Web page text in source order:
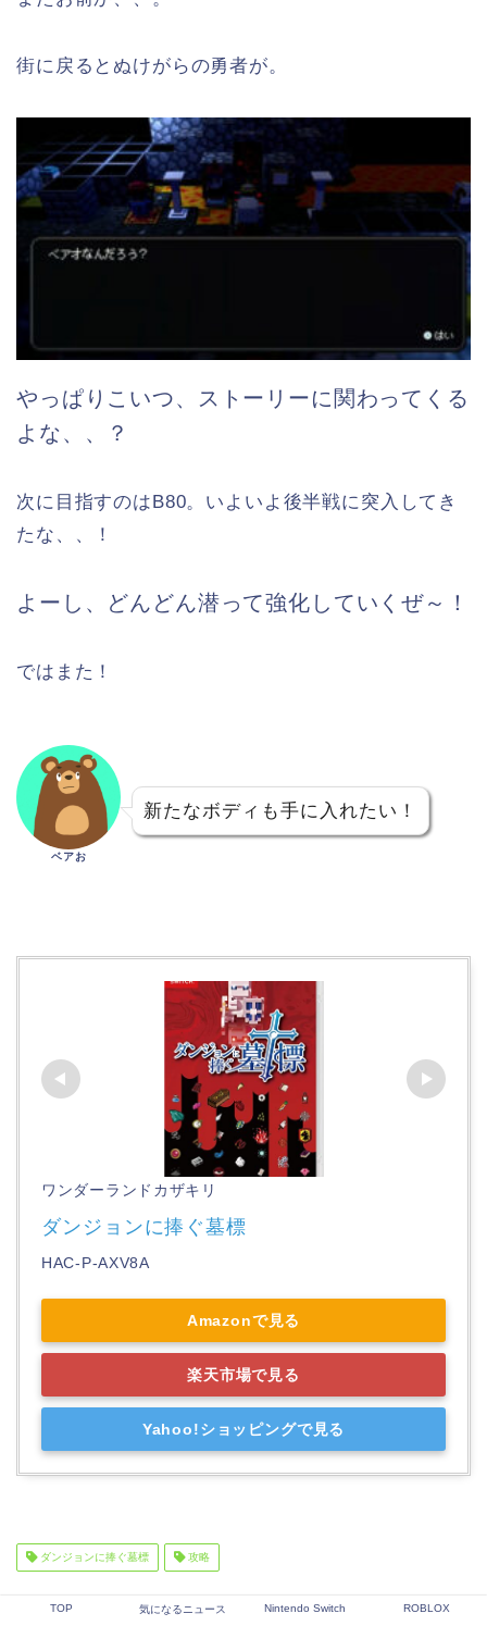
街に戻るとぬけがらの勇者が。
やっぱりこいつ、ストーリーに関わってくる
よな、、？
次に目指すのはB80。いよいよ後半戦に突入してき
たな、、！
よーし、どんどん潜って強化していくぜ～！
ではまた！
ベアお
新たなボディも手に入れたい！
ワンダーランドカザキリ
ダンジョンに捧ぐ墓標
HAC-P-AXV8A
Amazonで見る
楽天市場で見る
Yahoo!ショッピングで見る
ダンジョンに捧ぐ墓標 攻略
TOP 気になるニュース Nintendo Switch ROBLOX